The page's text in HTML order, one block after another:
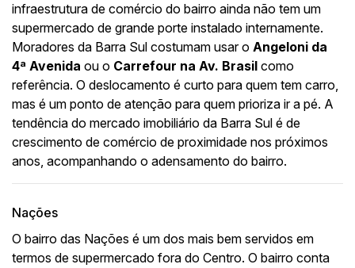
infraestrutura de comércio do bairro ainda não tem um
supermercado de grande porte instalado internamente.
Moradores da Barra Sul costumam usar o Angeloni da
4ª Avenida ou o Carrefour na Av. Brasil como
referência. O deslocamento é curto para quem tem carro,
mas é um ponto de atenção para quem prioriza ir a pé. A
tendência do mercado imobiliário da Barra Sul é de
crescimento de comércio de proximidade nos próximos
anos, acompanhando o adensamento do bairro.
Nações
O bairro das Nações é um dos mais bem servidos em
termos de supermercado fora do Centro. O bairro conta